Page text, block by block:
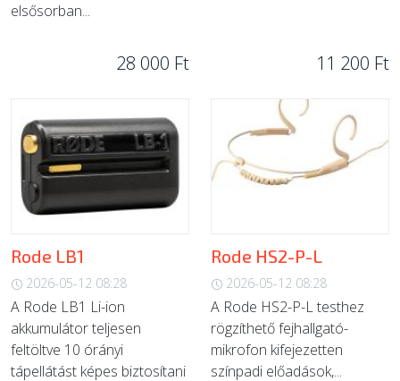
elsősorban...
28 000 Ft 11 200 Ft
Rode LB1
2026-05-12 08:28
A Rode LB1 Li-ion
akkumulátor teljesen
feltöltve 10 órányi
tápellátást képes biztosítani
Rode HS2-P-L
2026-05-12 08:28
A Rode HS2-P-L testhez
rögzíthető fejhallgató-
mikrofon kifejezetten
színpadi előadások,...